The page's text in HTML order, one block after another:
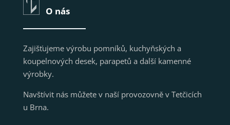
O nás
Zajišťujeme výrobu pomníků, kuchyňských a
koupelnových desek, parapetů a další kamenné
výrobky.
Navštívit nás můžete v naší provozovně v Tetčicích
u Brna.